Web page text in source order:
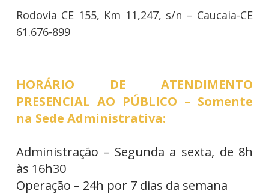
Rodovia CE 155, Km 11,247, s/n – Caucaia-CE
61.676-899
HORÁRIO DE ATENDIMENTO
PRESENCIAL AO PÚBLICO – Somente
na Sede Administrativa:
Administração – Segunda a sexta, de 8h
às 16h30
Operação – 24h por 7 dias da semana